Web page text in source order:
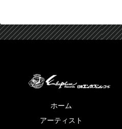
ホーム
アーティスト